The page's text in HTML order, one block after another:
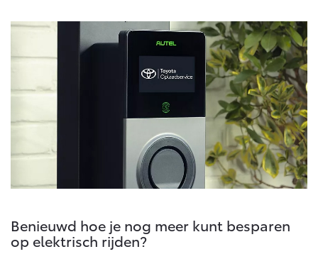
Benieuwd hoe je nog meer kunt besparen
op elektrisch rijden?